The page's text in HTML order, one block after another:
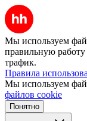
Мы используем
правильную работу
трафик.
Правила
Мы используем
файлов cookie
Понятно